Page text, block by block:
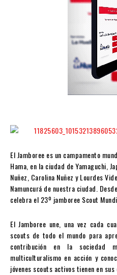
El Jamboree es un campamento
Hama, en la ciudad de Yamaguchi,
Nuñez, Carolina Nuñez y Lourdes
Namuncurá de nuestra ciudad.
celebra el 23º jamboree Scout
El Jamboree une, una vez cada
scouts de todo el mundo para
contribución en la sociedad
multiculturalismo en acción y
jóvenes scouts activos tienen en